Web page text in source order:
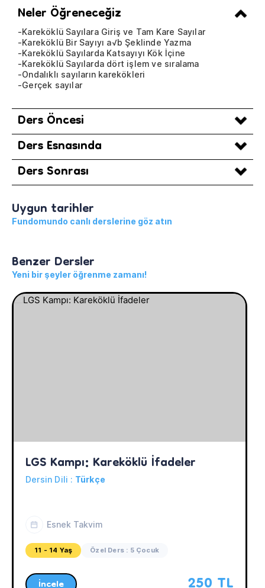
Neler Öğreneceğiz
-Kareköklü Sayılara Giriş ve Tam Kare Sayılar
-Kareköklü Bir Sayıyı a√b Şeklinde Yazma
-Kareköklü Sayılarda Katsayıyı Kök İçine
-Kareköklü Sayılarda dört işlem ve sıralama
-Ondalıklı sayıların karekökleri
-Gerçek sayılar
Ders Öncesi
Ders Esnasında
Ders Sonrası
Uygun tarihler
Fundomundo canlı derslerine göz atın
Benzer Dersler
Yeni bir şeyler öğrenme zamanı!
LGS Kampı: Kareköklü İfadeler
Dersin Dili : Türkçe
Esnek Takvim
11 - 14 Yaş Özel Ders : 5 Çocuk